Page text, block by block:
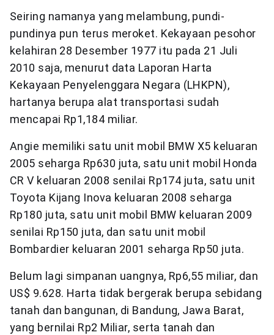
Seiring namanya yang melambung, pundi-
pundinya pun terus meroket. Kekayaan pesohor
kelahiran 28 Desember 1977 itu pada 21 Juli
2010 saja, menurut data Laporan Harta
Kekayaan Penyelenggara Negara (LHKPN),
hartanya berupa alat transportasi sudah
mencapai Rp1,184 miliar.
Angie memiliki satu unit mobil BMW X5 keluaran
2005 seharga Rp630 juta, satu unit mobil Honda
CR V keluaran 2008 senilai Rp174 juta, satu unit
Toyota Kijang Inova keluaran 2008 seharga
Rp180 juta, satu unit mobil BMW keluaran 2009
senilai Rp150 juta, dan satu unit mobil
Bombardier keluaran 2001 seharga Rp50 juta.
Belum lagi simpanan uangnya, Rp6,55 miliar, dan
US$ 9.628. Harta tidak bergerak berupa sebidang
tanah dan bangunan, di Bandung, Jawa Barat,
yang bernilai Rp2 Miliar, serta tanah dan